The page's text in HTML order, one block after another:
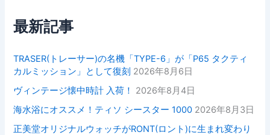
最新記事
TRASER(トレーサー)の名機「TYPE-6」が「P65 タクティ
カルミッション」として復刻 2026年8月6日
ヴィンテージ懐中時計 入荷！
2026年8月4日
海水浴にオススメ！ティソ シースター 1000 2026年8月3日
正美堂オリジナルウォッチがRONT(ロント)に生まれ変わり